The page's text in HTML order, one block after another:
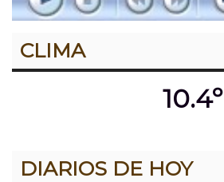
CLIMA
10.4º
DIARIOS DE HOY